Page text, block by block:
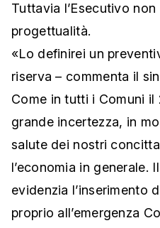
Tuttavia l’Esecutivo
progettualità.
«Lo definirei un
riserva – commenta il
Come in tutti i Comuni il
grande incertezza, in
salute dei nostri
l’economia in generale.
evidenzia l’inserimento
proprio all’emergenza